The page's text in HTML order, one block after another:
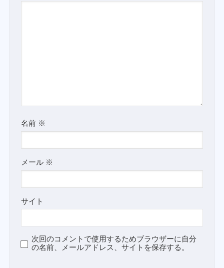
名前 ※
メール ※
サイト
次回のコメントで使用するためブラウザーに自分
の名前、メールアドレス、サイトを保存する。